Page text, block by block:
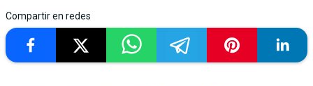
Compartir en redes